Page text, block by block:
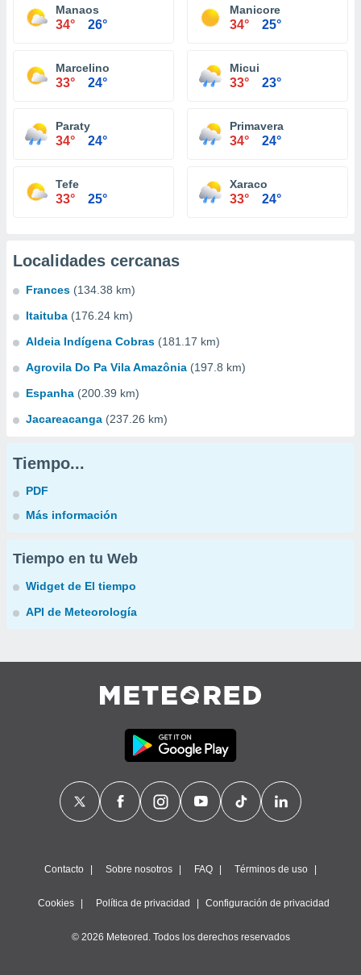
Manaos
34° 26°
Manicore
34° 25°
Marcelino
33° 24°
Micui
33° 23°
Paraty
34° 24°
Primavera
34° 24°
Tefe
33° 25°
Xaraco
33° 24°
Localidades cercanas
Frances (134.38 km)
Itaituba (176.24 km)
Aldeia Indígena Cobras (181.17 km)
Agrovila Do Pa Vila Amazônia (197.8 km)
Espanha (200.39 km)
Jacareacanga (237.26 km)
Tiempo...
PDF
Más información
Tiempo en tu Web
Widget de El tiempo
API de Meteorología
Contacto Sobre nosotros FAQ Términos de uso
Cookies Política de privacidad Configuración de privacidad
© 2026 Meteored. Todos los derechos reservados